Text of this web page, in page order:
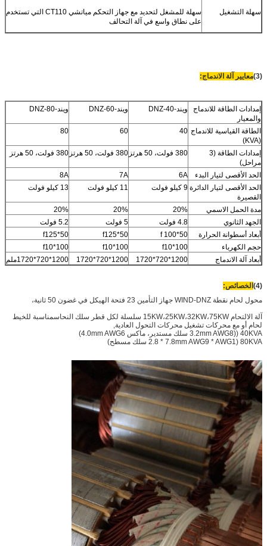
سهلة التشغيل
سهلة للمشغل لتحديد مع جهاز التحكم مياتشي CT110 التي تستخدم
على نطاق واسع في آلة التحالف
(3) معايير آلة الاندماج:
إمدادات الطاقة للاندماج
والمعيار
ويند-DNZ-40 ويند-DNZ-60 ويند-DNZ-80
الطاقة القياسية للاندماج
(KVA)
40
60
80
إمدادات الطاقة (3
مراحل)
380 فولت، 50 هرتز 380 فولت، 50 هرتز 380 فولت، 50 هرتز
الحد الأقصى لتيار البدء 6A
7A
8A
الحد الأقصى لتيار الدائرة
القصيرة
9 كيلو فولت 11 كيلو فولت 13 كيلو فولت
مدة الحمل الاسمي 20%
20%
20%
الجهد الثانوي
4.8 فولت 5 فولت
5.2 فولت
أبعاد أسطوانة الحرارة
f 100*50
f125*50
f125*50
حجم الكهرباء
f10*100
f10*100
f10*100
أبعاد آلة الاندماج
1200*720*1720
1200*720*1720 1200*720*1720ملم
(4)
الخصائص:
محول لحام نقطة WIND-DNZ جهاز التأمين 23 فتحة الهيكل في غضون 50 ثانية،
آلة الالتحام 15KW،25KW،32KW،75KW سلسلة لكل قطر سلك النحاسمناسبة للخيط
لحام أو مع محركات تشغيل محركات التحول العادية,
40KVA ((3.2mm AWG8 سلك مستدير، ماكس 4.0mm AWG6)
80KVA (2.8 * 7.8mm AWG9 * AWG1 سلك مسطح)